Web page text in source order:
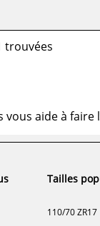
trouvées
vous aide à
Tailles
110/70 ZR17